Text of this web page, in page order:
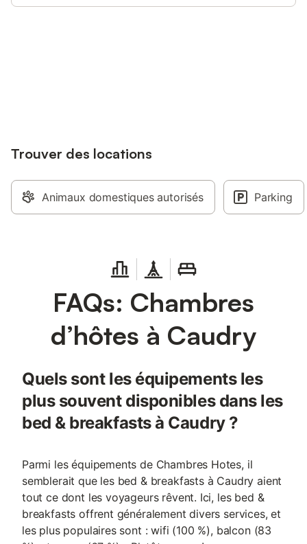
Trouver des locations
Animaux domestiques autorisés Parking
FAQs: Chambres
d’hôtes à Caudry
Quels sont les équipements les
plus souvent disponibles dans les
bed & breakfasts à Caudry ?
Parmi les équipements de Chambres Hotes, il
semblerait que les bed & breakfasts à Caudry aient
tout ce dont les voyageurs rêvent. Ici, les bed &
breakfasts offrent généralement divers services, et
les plus populaires sont : wifi (100 %), balcon (83